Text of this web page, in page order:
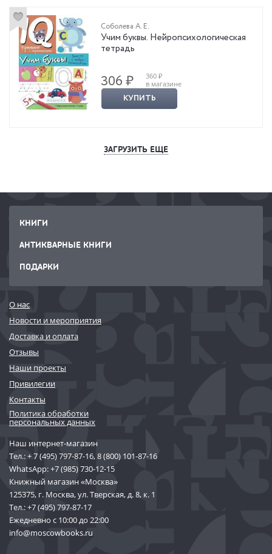
Соболева А. Е.
Учим буквы. Нейропсихологическая
тетрадь
306 ₽
360 ₽
в магазине
КУПИТЬ
ЗАГРУЗИТЬ ЕЩЕ
КНИГИ
АНТИКВАРНЫЕ КНИГИ
ПОДАРКИ
О нас
Новости и мероприятия
Доставка и оплата
Отзывы
Наши проекты
Привилегии
Контакты
Политика обработки
персональных данных
Наш интернет-магазин
Тел.:+ 7 (495) 797-87-16,8 (800) 101-87-16
WhatsApp:+7 (985) 730-12-15
Книжный магазин «Москва»
125375, г. Москва, ул. Тверская, д. 8, к. 1
Тел.:+7 (495) 797-87-17
Ежедневно с 10:00 до 22:00
info@moscowbooks.ru